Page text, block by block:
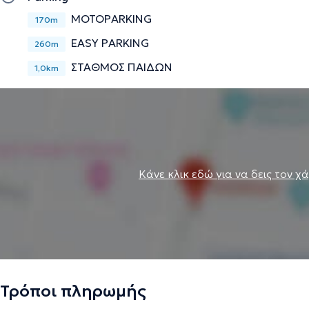
170m MOTOPARKING
260m EASY PARKING
1,0km ΣΤΑΘΜΟΣ ΠΑΙΔΩΝ
Κάνε κλικ εδώ για να δεις τον
Τρόποι πληρωμής